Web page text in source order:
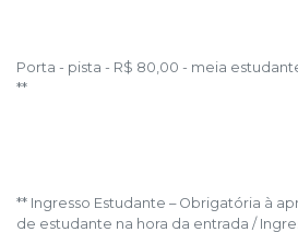
Porta - pista - R$ 80,00 - meia
**
** Ingresso Estudante – Obrigatória à
de estudante na hora da entrada /